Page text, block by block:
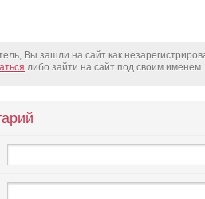
Вы зашли на сайт как
либо зайти на сайт под своим именем.